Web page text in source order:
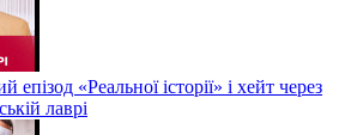
«Реальної історії» і хейт через
лаврі